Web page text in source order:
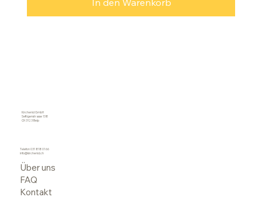
In den Warenkorb
Kirchenid GmbH
Seftigenstrasse 138
CH 3123 Belp
Telefon031 818 01 66
info@kirchenid.ch
Über uns
FAQ
Kontakt